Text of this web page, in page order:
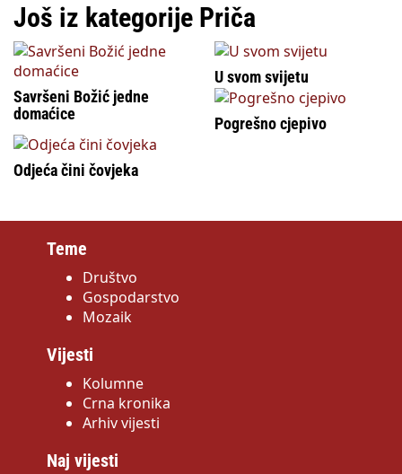
Još iz kategorije Priča
Savršeni Božić jedne
domaćice
U svom svijetu
Pogrešno cjepivo
Odjeća čini čovjeka
Teme
Društvo
Gospodarstvo
Mozaik
Vijesti
Kolumne
Crna kronika
Arhiv vijesti
Naj vijesti